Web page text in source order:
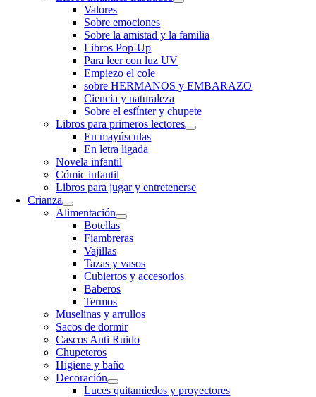
Valores
Sobre emociones
Sobre la amistad y la familia
Libros Pop-Up
Para leer con luz UV
Empiezo el cole
sobre HERMANOS y EMBARAZO
Ciencia y naturaleza
Sobre el esfínter y chupete
Libros para primeros lectores
En mayúsculas
En letra ligada
Novela infantil
Cómic infantil
Libros para jugar y entretenerse
Crianza
Alimentación
Botellas
Fiambreras
Vajillas
Tazas y vasos
Cubiertos y accesorios
Baberos
Termos
Muselinas y arrullos
Sacos de dormir
Cascos Anti Ruido
Chupeteros
Higiene y baño
Decoración
Luces quitamiedos y proyectores